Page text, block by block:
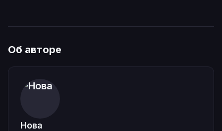
Об авторе
Нова